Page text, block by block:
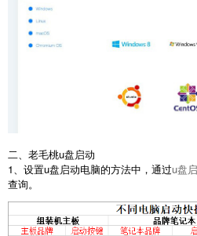
二、老毛桃u盘启动
1、设置u盘启动电脑的方法中，通过u盘
查询。